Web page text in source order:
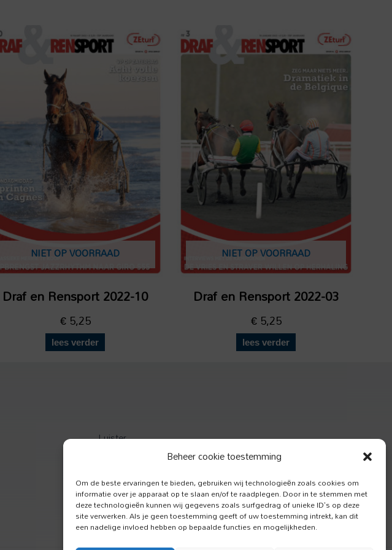
Beheer cookie toestemming
Om de beste ervaringen te bieden, gebruiken wij technologieën zoals cookies om
informatie over je apparaat op te slaan en/of te raadplegen. Door in te stemmen met
deze technologieën kunnen wij gegevens zoals surfgedrag of unieke ID's op deze
site verwerken. Als je geen toestemming geeft of uw toestemming intrekt, kan dit
een nadelige invloed hebben op bepaalde functies en mogelijkheden.
NIET OP VOORRAAD
Draf en Rensport 2022-10
€5,25
lees verder
NIET OP VOORRAAD
Draf en Rensport 2022-03
€5,25
lees verder
Luister